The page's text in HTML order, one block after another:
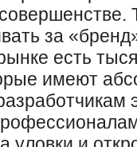
за
есть
имеют